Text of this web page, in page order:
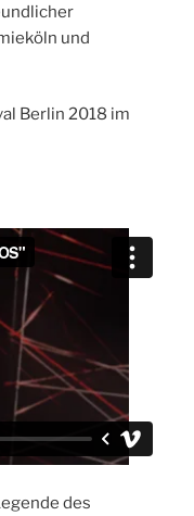
und
Berlin 2018 im
des